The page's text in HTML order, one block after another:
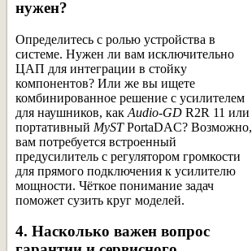
нужен?
Определитесь с ролью устройства в
системе. Нужен ли вам исключительно
ЦАП для интеграции в стойку
компонентов? Или же вы ищете
комбинированное решение с усилителем
для наушников, как Audio-GD R2R 11 или
портативный MySTPortaDAC? Возможно,
вам потребуется встроенный
предусилитель с регулятором громкости
для прямого подключения к усилителю
мощности. Чёткое понимание задач
поможет сузить круг моделей.
4. Насколько важен вопрос